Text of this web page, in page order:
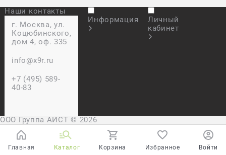
Наши контакты
г. Москва, ул.
Коцюбинского,
дом 4, оф. 335
info@x9r.ru
+7 (495) 589-
40-83
Информация
Личный
кабинет
ООО Группа АИСТ© 2026
Главная Каталог Корзина Избранное Войти